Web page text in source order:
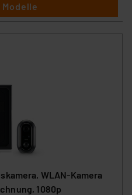
WLAN-Kamera
1080p